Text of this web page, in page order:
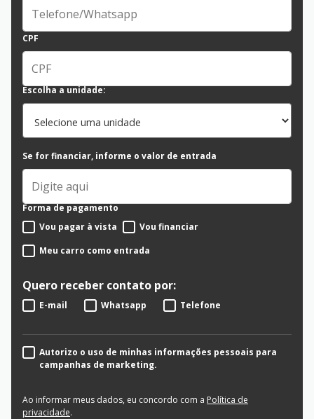
CPF
Escolha a unidade:
Se for financiar, informe o valor de entrada
Forma de pagamento
Vou pagar à vista
Vou financiar
Meu carro como entrada
Quero receber contato por:
E-mail Whatsapp Telefone
Autorizo o uso de minhas informações pessoais para
campanhas de marketing.
Ao informar meus dados, eu concordo com a Política de
privacidade.